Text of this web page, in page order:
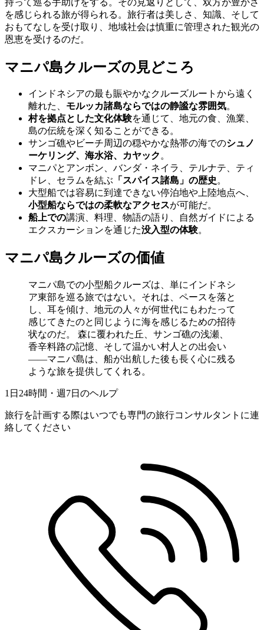
を感じられる旅が得られる。旅行者は美しさ、知識、そして
おもてなしを受け取り、地域社会は慎重に管理された観光の
恩恵を受けるのだ。
マニパ島クルーズの見どころ
インドネシアの最も賑やかなクルーズルートから遠く
離れた、 モルッカ諸島ならではの静謐な雰囲気。
村を拠点とした文化体験を通じて、地元の食、漁業、
島の伝統を深く知ることができる。
サンゴ礁やビーチ周辺の穏やかな熱帯の海でのシュノ
ーケリング、海水浴、カヤック。
マニパとアンボン、バンダ・ネイラ、テルナテ、ティ
ドレ、セラムを結ぶ 「スパイス諸島」の歴史。
大型船では容易に到達できない停泊地や上陸地点へ、
小型船ならではの柔軟なアクセスが可能だ。
船上での講演、料理、物語の語り、自然ガイドによる
エクスカーションを通じた没入型の体験。
マニパ島クルーズの価値
マニパ島での小型船クルーズは、単にインドネシ
ア東部を巡る旅ではない。それは、ペースを落と
し、耳を傾け、地元の人々が何世代にもわたって
感じてきたのと同じように海を感じるための招待
状なのだ。 森に覆われた丘、サンゴ礁の浅瀬、
香辛料路の記憶、そして温かい村人との出会い
――マニパ島は、船が出航した後も長く心に残る
ような旅を提供してくれる。
1日24時間・週7日のヘルプ
旅行を計画する際はいつでも専門の旅行コンサルタントに連
絡してください